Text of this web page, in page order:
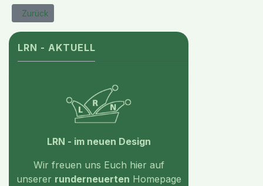
Vorheriger Beitrag: Datenschutzerklärung
Zurück
LRN - AKTUELL
LRN - im neuen Design
Wir freuen uns Euch hier auf
unserer runderneuerten Homepage